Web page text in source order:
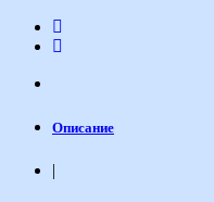
Описание
|